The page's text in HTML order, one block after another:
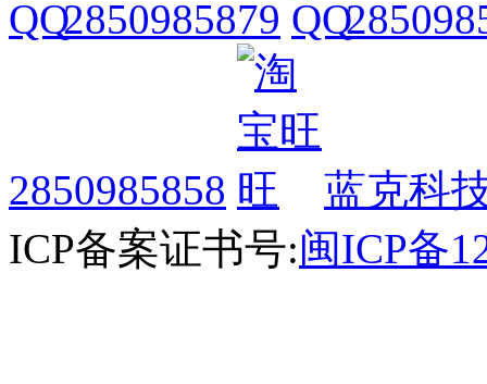
2850985879
2850985858
蓝克科
ICP备案证书号:闽ICP备